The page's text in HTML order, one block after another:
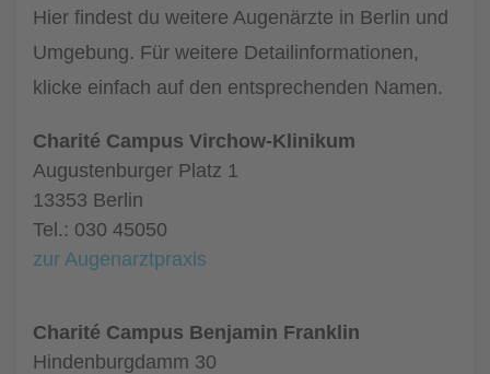
Hier findest du weitere Augenärzte in Berlin und
Umgebung. Für weitere Detailinformationen,
klicke einfach auf den entsprechenden Namen.
Charité Campus Virchow-Klinikum
Augustenburger Platz 1
13353 Berlin
Tel.: 030 45050
zur Augenarztpraxis
Charité Campus Benjamin Franklin
Hindenburgdamm 30